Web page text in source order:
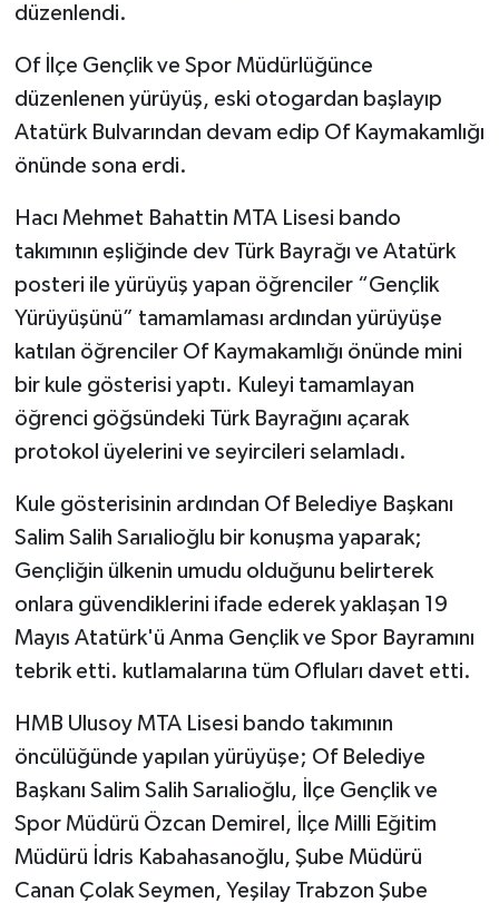
düzenlendi.
Of İlçe Gençlik ve Spor Müdürlüğünce
düzenlenen yürüyüş, eski otogardan başlayıp
Atatürk Bulvarından devam edip Of Kaymakamlığı
önünde sona erdi.
Hacı Mehmet Bahattin MTA Lisesi bando
takımının eşliğinde dev Türk Bayrağı ve Atatürk
posteri ile yürüyüş yapan öğrenciler “Gençlik
Yürüyüşünü” tamamlaması ardından yürüyüşe
katılan öğrenciler Of Kaymakamlığı önünde mini
bir kule gösterisi yaptı. Kuleyi tamamlayan
öğrenci göğsündeki Türk Bayrağını açarak
protokol üyelerini ve seyircileri selamladı.
Kule gösterisinin ardından Of Belediye Başkanı
Salim Salih Sarıalioğlu bir konuşma yaparak;
Gençliğin ülkenin umudu olduğunu belirterek
onlara güvendiklerini ifade ederek yaklaşan 19
Mayıs Atatürk'ü Anma Gençlik ve Spor Bayramını
tebrik etti. kutlamalarına tüm Ofluları davet etti.
HMB Ulusoy MTA Lisesi bando takımının
öncülüğünde yapılan yürüyüşe; Of Belediye
Başkanı Salim Salih Sarıalioğlu, İlçe Gençlik ve
Spor Müdürü Özcan Demirel, İlçe Milli Eğitim
Müdürü İdris Kabahasanoğlu, Şube Müdürü
Canan Çolak Seymen, Yeşilay Trabzon Şube